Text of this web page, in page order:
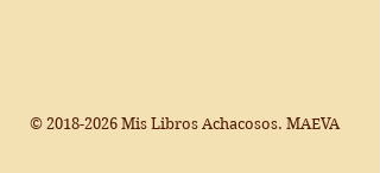
© 2018-2026 Mis Libros Achacosos. MAEVA